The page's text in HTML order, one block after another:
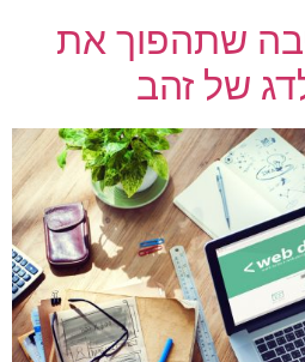
שתהפוך את
של זהב